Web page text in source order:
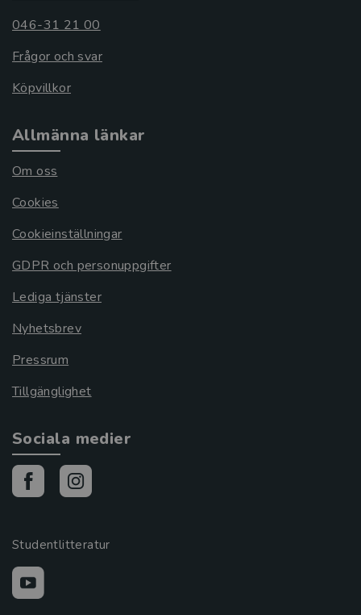
046-31 21 00
Frågor och svar
Köpvillkor
Allmänna länkar
Om oss
Cookies
Cookieinställningar
GDPR och personuppgifter
Lediga tjänster
Nyhetsbrev
Pressrum
Tillgänglighet
Sociala medier
Studentlitteratur